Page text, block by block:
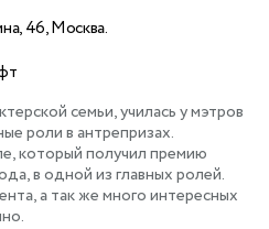
46, Москва.
семьи, училась у мэтров
роли в антрепризах.
который получил премию
в одной из главных ролей.
а так же много интересных